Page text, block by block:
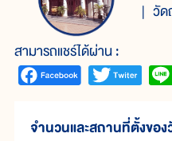
วัด
สามารถแชร์ได้ผ่าน :
จำนวนและสถานที่ตั้งขอ